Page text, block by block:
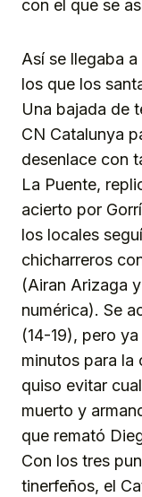
con el que se
Así se llegaba
los que los
Una bajada de
CN Catalunya
desenlace con
La Puente,
acierto por
los locales
chicharreros
(Airan Arizaga
numérica). Se
(14-19), pero
minutos para la
quiso evitar
muerto y
que remató
Con los tres
tinerfeños, el